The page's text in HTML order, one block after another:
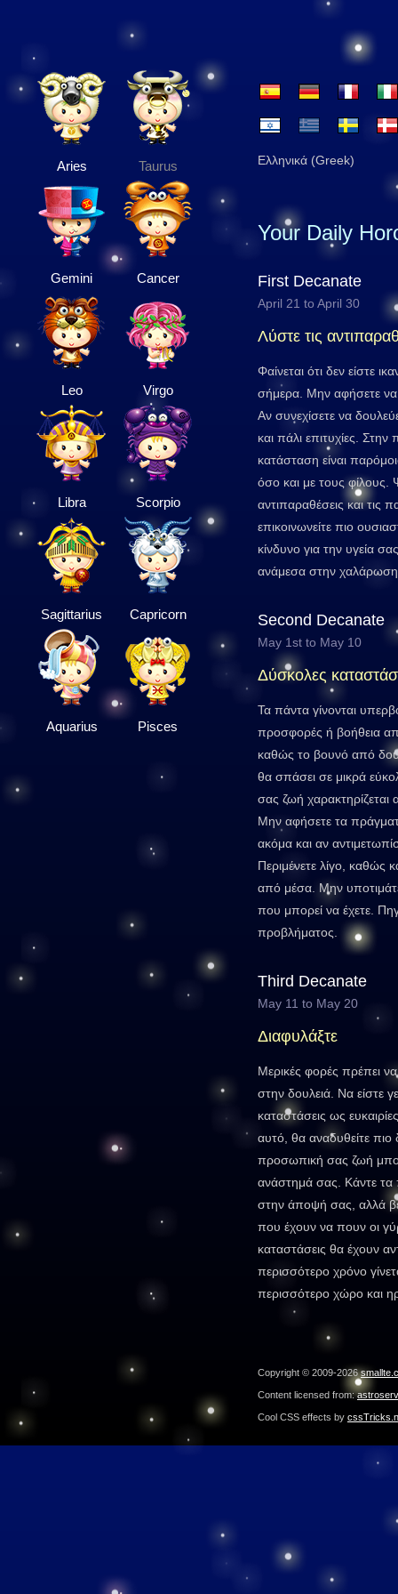
Aries Taurus
Gemini Cancer
Leo Virgo
Libra Scorpio
Sagittarius Capricorn
Aquarius Pisces
Ελληνικά (Greek)
Your Daily
First Decanate
April 21 to April 30
Λύστε τις
Φαίνεται ότι δεν είστε
σήμερα. Μην αφήσετε
Αν συνεχίσετε να
και πάλι επιτυχίες.
κατάσταση είναι
όσο και με τους φίλους.
αντιπαραθέσεις και τις
επικοινωνείτε πιο
κίνδυνο για την υγεία
ανάμεσα στην χαλάρωση
Second Decanate
May 1st to May 10
Δύσκολες
Τα πάντα γίνονται
προσφορές ή βοήθεια
καθώς το βουνό από
θα σπάσει σε μικρά
σας ζωή χαρακτηρίζεται
Μην αφήσετε τα
ακόμα και αν
Περιμένετε λίγο, καθώς
από μέσα. Μην
που μπορεί να έχετε.
προβλήματος.
Third Decanate
May 11 to May 20
Διαφυλάξτε
Μερικές φορές πρέπει
στην δουλειά. Να είστε
καταστάσεις ως
αυτό, θα αναδυθείτε
προσωπική σας ζωή
ανάστημά σας. Κάντε τα
στην άποψή σας, αλλά
που έχουν να πουν οι
καταστάσεις θα έχουν
περισσότερο χρόνο
περισσότερο χώρο και
Copyright © 2009-2026
Content licensed from:
Cool CSS effects by